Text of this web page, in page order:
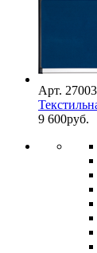
Арт.
9 600руб.